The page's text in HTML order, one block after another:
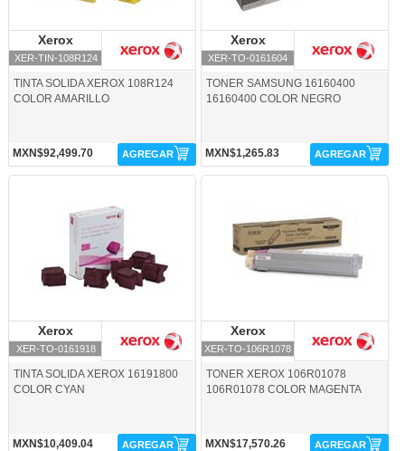
Xerox
XER-TIN-108R124
TINTA SOLIDA XEROX 108R124
COLOR AMARILLO
MXN$92,499.70 AGREGAR
Xerox
XER-TO-0161604
TONER SAMSUNG 16160400
16160400 COLOR NEGRO
MXN$1,265.83 AGREGAR
Xerox
XER-TO-0161918
TINTA SOLIDA XEROX 16191800
COLOR CYAN
MXN$10,409.04 AGREGAR
Xerox
XER-TO-106R1078
TONER XEROX 106R01078
106R01078 COLOR MAGENTA
MXN$17,570.26 AGREGAR